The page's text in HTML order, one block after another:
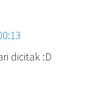
dicitak :D